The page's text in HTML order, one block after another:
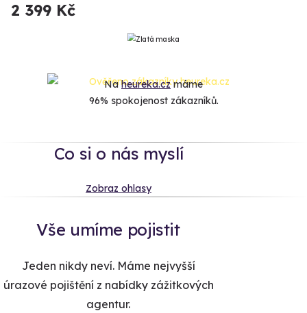
2 399 Kč
Naheureka.czmáme
96% spokojenost zákazníků.
Co si o nás myslí
Zobraz ohlasy
Vše umíme pojistit
Jeden nikdy neví. Máme nejvyšší
úrazové pojištění z nabídky zážitkových
agentur.